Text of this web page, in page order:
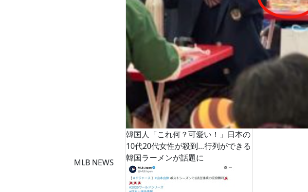
MLB NEWS
韓国人「これ何？可愛い！」日本の
10代20代女性が殺到…行列ができる
韓国ラーメンが話題に